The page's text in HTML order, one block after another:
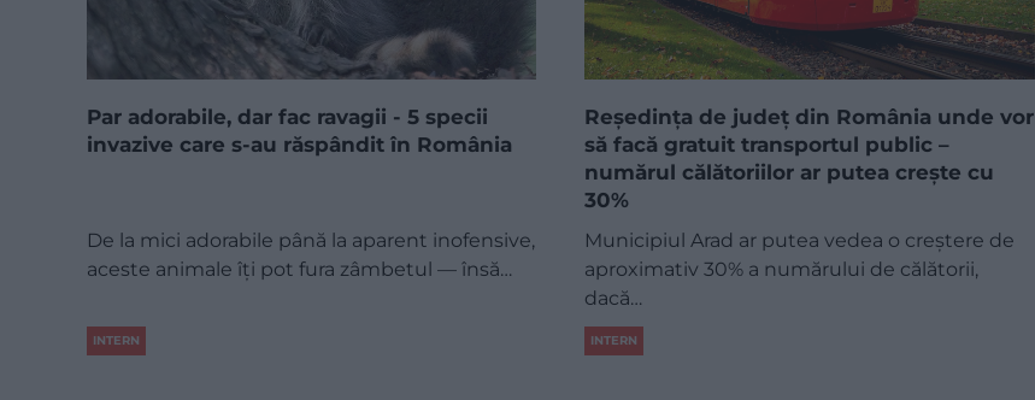
Par adorabile, dar fac ravagii - 5 specii
invazive care s-au răspândit în România
De la mici adorabile până la aparent inofensive,
aceste animale îți pot fura zâmbetul — însă…
INTERN
Reședința de județ din România unde vor
să facă gratuit transportul public –
numărul călătoriilor ar putea crește cu
30%
Municipiul Arad ar putea vedea o creștere de
aproximativ 30% a numărului de călătorii,
dacă…
INTERN